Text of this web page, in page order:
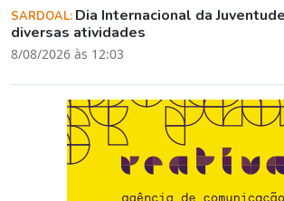
SARDOAL: Dia Internacional da
diversas atividades
8/08/2026 às 12:03